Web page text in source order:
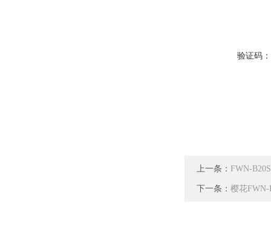
验证码：
上一条： FWN-
下一条： 樱花